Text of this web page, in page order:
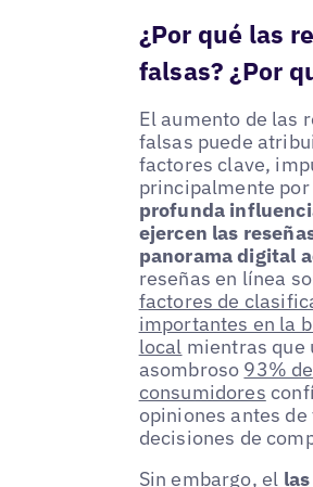
¿Por qué las
falsas? ¿Por
El aumento de las
falsas puede
factores clave,
principalmente por
profunda
ejercen las
panorama digital
reseñas en línea
factores de
importantes en la
local mientras que
asombroso 93%
consumidores
opiniones antes
decisiones de
Sin embargo, el las